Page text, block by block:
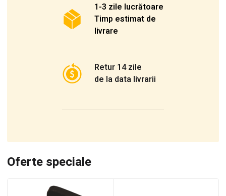
1-3 zile lucrătoare
Timp estimat de
livrare
Retur 14 zile
de la data livrarii
Oferte speciale